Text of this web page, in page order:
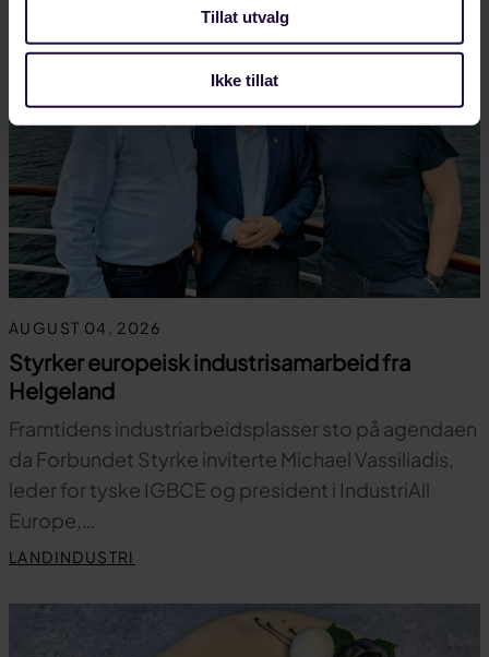
Tillat utvalg
Ikke tillat
AUGUST 04, 2026
Styrker europeisk industrisamarbeid fra
Helgeland
Framtidens industriarbeidsplasser sto på agendaen
da Forbundet Styrke inviterte Michael Vassiliadis,
leder for tyske IGBCE og president i IndustriAll
Europe,…
LANDINDUSTRI